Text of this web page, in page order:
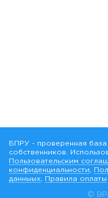
©
БПРУ - проверенная
собственников.
Пользовательским
конфиденциальности
данныых
Правила оплаты